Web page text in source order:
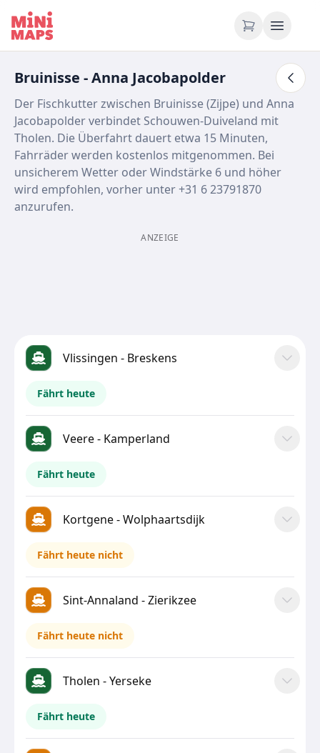
Zum Inhalt springen
Bruinisse - Anna Jacobapolder
Der Fischkutter zwischen Bruinisse (Zijpe) und Anna
Jacobapolder verbindet Schouwen-Duiveland mit
Tholen. Die Überfahrt dauert etwa 15 Minuten,
Fahrräder werden kostenlos mitgenommen. Bei
unsicherem Wetter oder Windstärke 6 und höher
wird empfohlen, vorher unter +31 6 23791870
anzurufen.
ANZEIGE
Vlissingen - Breskens
Fährt heute
Veere - Kamperland
Fährt heute
Kortgene - Wolphaartsdijk
Fährt heute nicht
Sint-Annaland - Zierikzee
Fährt heute nicht
Tholen - Yerseke
Fährt heute